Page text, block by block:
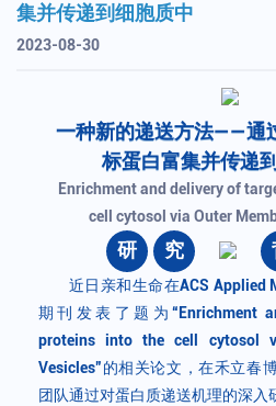
集并传递到细胞质中
2023-08-30
一种新的递送方法——通
标蛋白富集并传递
Enrichment and delivery of
cell cytosol via Outer
研 究
近日亲和生命在ACS Applied
期刊发表了题为“Enrichment
proteins into the cell cytosol
Vesicles”的相关论文，在禾立春
团队通过对蛋白质递送机理的深入